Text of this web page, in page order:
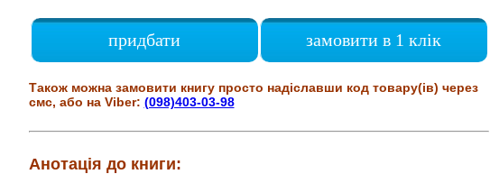
придбати замовити в 1 клік
Також можна замовити книгу просто надіславши код товару(ів) через
смс, або на Viber: (098)403-03-98
Анотація до книги: